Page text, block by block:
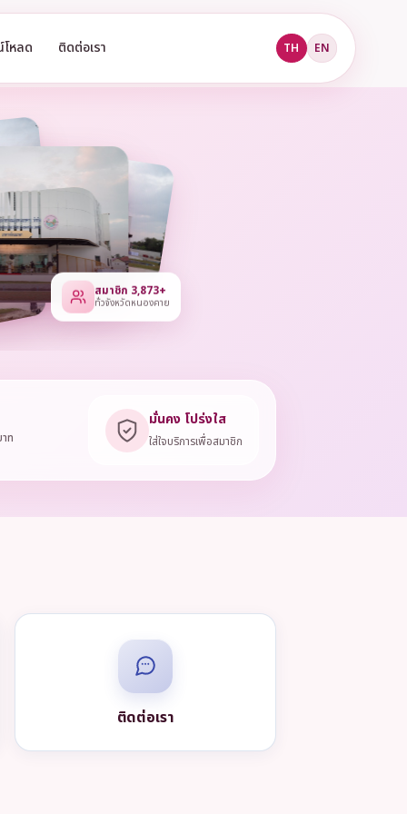
โหลด ติดต่อเรา TH EN
สมาชิก 3,873+
ทั่วจังหวัดหนองคาย
ท
มั่นคง โปร่งใส
ใส่ใจบริการเพื่อสมาชิก
ติดต่อเรา